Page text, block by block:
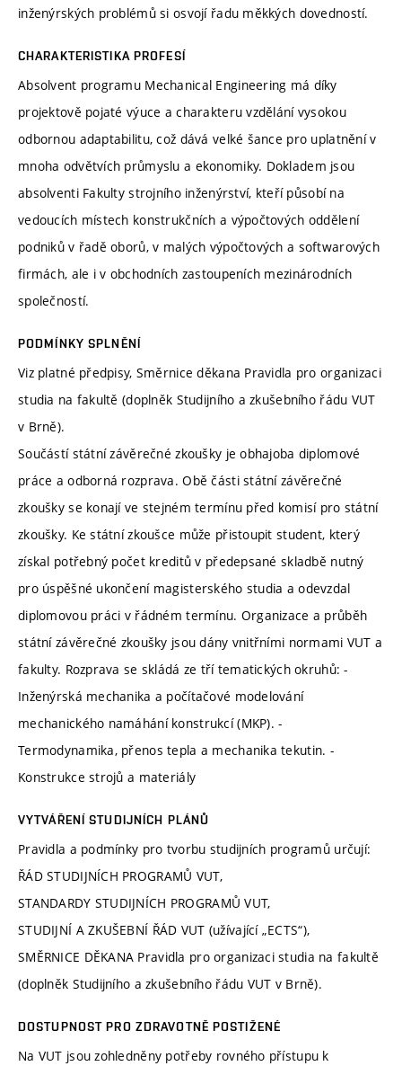
inženýrských problémů si osvojí řadu měkkých dovedností.
CHARAKTERISTIKA PROFESÍ
Absolvent programu Mechanical Engineering má díky
projektově pojaté výuce a charakteru vzdělání vysokou
odbornou adaptabilitu, což dává velké šance pro uplatnění v
mnoha odvětvích průmyslu a ekonomiky. Dokladem jsou
absolventi Fakulty strojního inženýrství, kteří působí na
vedoucích místech konstrukčních a výpočtových oddělení
podniků v řadě oborů, v malých výpočtových a softwarových
firmách, ale i v obchodních zastoupeních mezinárodních
společností.
PODMÍNKY SPLNĚNÍ
Viz platné předpisy, Směrnice děkana Pravidla pro organizaci
studia na fakultě (doplněk Studijního a zkušebního řádu VUT
v Brně).
Součástí státní závěrečné zkoušky je obhajoba diplomové
práce a odborná rozprava. Obě části státní závěrečné
zkoušky se konají ve stejném termínu před komisí pro státní
zkoušky. Ke státní zkoušce může přistoupit student, který
získal potřebný počet kreditů v předepsané skladbě nutný
pro úspěšné ukončení magisterského studia a odevzdal
diplomovou práci v řádném termínu. Organizace a průběh
státní závěrečné zkoušky jsou dány vnitřními normami VUT a
fakulty. Rozprava se skládá ze tří tematických okruhů: -
Inženýrská mechanika a počítačové modelování
mechanického namáhání konstrukcí (MKP). -
Termodynamika, přenos tepla a mechanika tekutin. -
Konstrukce strojů a materiály
VYTVÁŘENÍ STUDIJNÍCH PLÁNŮ
Pravidla a podmínky pro tvorbu studijních programů určují:
ŘÁD STUDIJNÍCH PROGRAMŮ VUT,
STANDARDY STUDIJNÍCH PROGRAMŮ VUT,
STUDIJNÍ A ZKUŠEBNÍ ŘÁD VUT (užívající „ECTS“),
SMĚRNICE DĚKANA Pravidla pro organizaci studia na fakultě
(doplněk Studijního a zkušebního řádu VUT v Brně).
DOSTUPNOST PRO ZDRAVOTNĚ POSTIŽENÉ
Na VUT jsou zohledněny potřeby rovného přístupu k